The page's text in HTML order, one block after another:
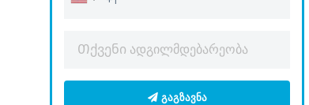
ᲒᲐᲒᲖᲐᲕᲜᲐ